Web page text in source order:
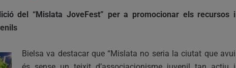
del “Mislata JoveFest” per a promocionar els recursos i
Bielsa va destacar que “Mislata no seria la ciutat que avui